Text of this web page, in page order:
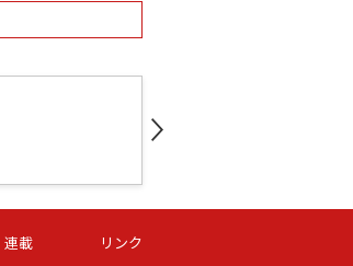
第16節 09/06 (日) 15:00
連載 リンク